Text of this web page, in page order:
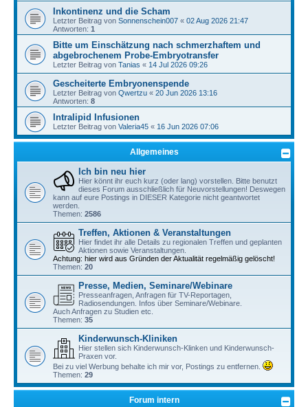
Inkontinenz und die Scham
Letzter Beitrag von Sonnenschein007 « 02 Aug 2026 21:47
Antworten: 1
Bitte um Einschätzung nach schmerzhaftem und
abgebrochenem Probe-Embryotransfer
Letzter Beitrag von Tanias « 14 Jul 2026 09:26
Gescheiterte Embryonenspende
Letzter Beitrag von Qwertzu « 20 Jun 2026 13:16
Antworten: 8
Intralipid Infusionen
Letzter Beitrag von Valeria45 « 16 Jun 2026 07:06
Allgemeines
Ich bin neu hier
Hier könnt ihr euch kurz (oder lang) vorstellen. Bitte benutzt
dieses Forum ausschließlich für Neuvorstellungen! Deswegen
kann auf eure Postings in DIESER Kategorie nicht geantwortet
werden.
Themen: 2586
Treffen, Aktionen & Veranstaltungen
Hier findet ihr alle Details zu regionalen Treffen und geplanten
Aktionen sowie Veranstaltungen.
Achtung: hier wird aus Gründen der Aktualität regelmäßig gelöscht!
Themen: 20
Presse, Medien, Seminare/Webinare
Presseanfragen, Anfragen für TV-Reportagen,
Radiosendungen. Infos über Seminare/Webinare.
Auch Anfragen zu Studien etc.
Themen: 35
Kinderwunsch-Kliniken
Hier stellen sich Kinderwunsch-Klinken und Kinderwunsch-
Praxen vor.
Bei zu viel Werbung behalte ich mir vor, Postings zu entfernen.
Themen: 29
Forum intern